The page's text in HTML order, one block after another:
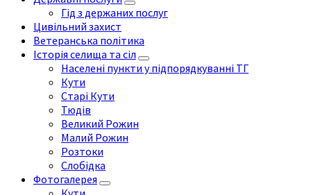
Гід з держаних послуг
Цивільний захист
Ветеранська політика
Історія селища та сіл
Населені пункти у підпорядкуванні ТГ
Кути
Старі Кути
Тюдів
Великий Рожин
Малий Рожин
Розтоки
Слобідка
Фотогалерея